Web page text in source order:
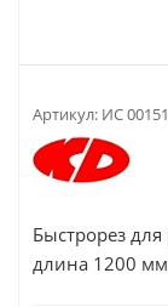
Артикул: ИС
Быстрорез для
длина 1200 мм